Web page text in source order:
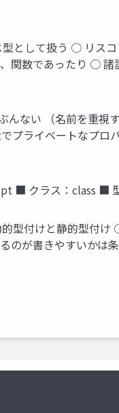
として扱う ○ リス
関数であったり ○ 諸
んない （名前を重視
ライベートなプロ
■ クラス：class ■
型付けと静的型付け
のが書きやすいかは